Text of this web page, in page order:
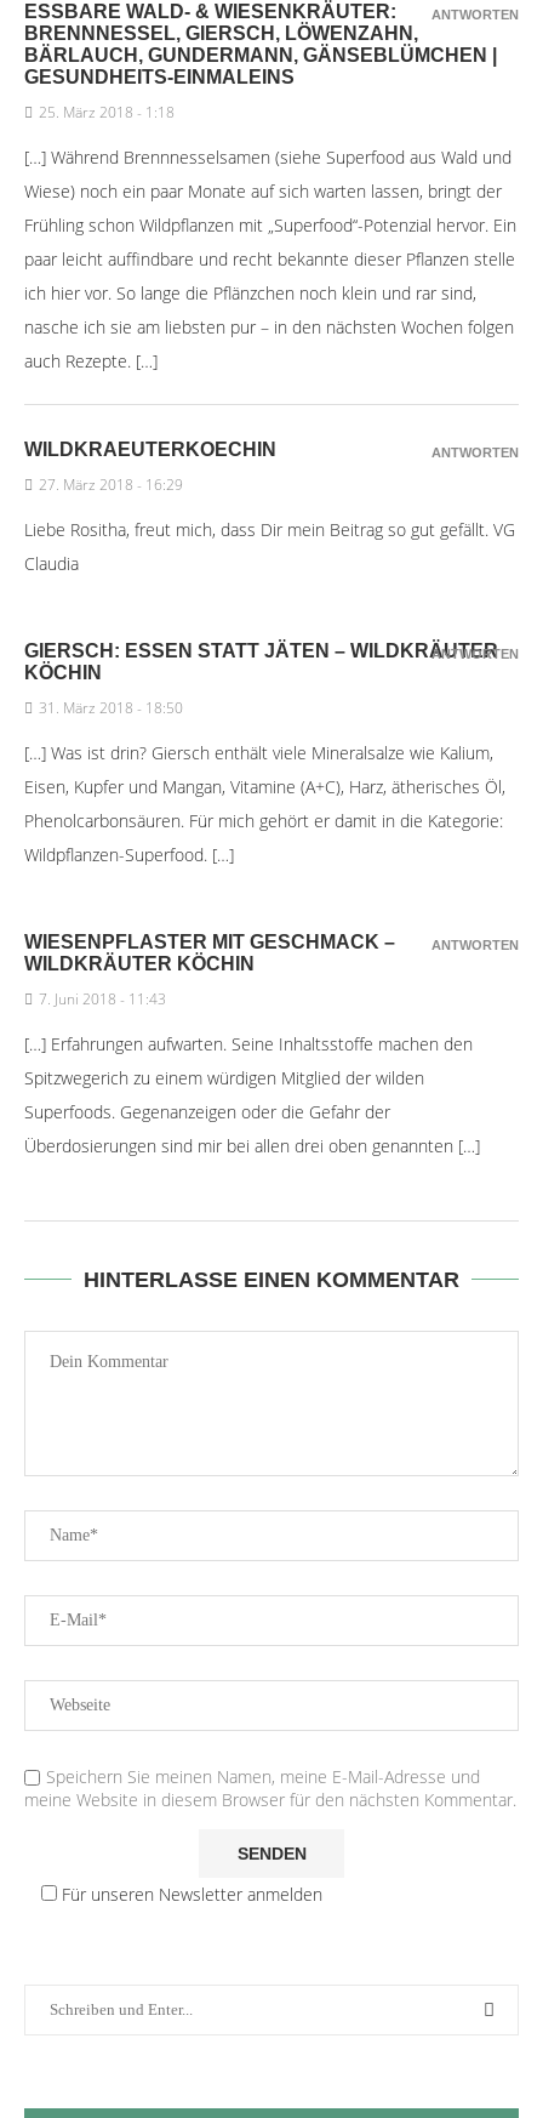
ESSBARE WALD- & WIESENKRÄUTER:
BRENNNESSEL, GIERSCH, LÖWENZAHN,
BÄRLAUCH, GUNDERMANN, GÄNSEBLÜMCHEN |
GESUNDHEITS-EINMALEINS
25. März 2018 - 1:18
[…] Während Brennnesselsamen (siehe Superfood aus Wald und
Wiese) noch ein paar Monate auf sich warten lassen, bringt der
Frühling schon Wildpflanzen mit „Superfood“-Potenzial hervor. Ein
paar leicht auffindbare und recht bekannte dieser Pflanzen stelle
ich hier vor. So lange die Pflänzchen noch klein und rar sind,
nasche ich sie am liebsten pur – in den nächsten Wochen folgen
auch Rezepte. […]
ANTWORTEN
WILDKRAEUTERKOECHIN
27. März 2018 - 16:29
Liebe Rositha, freut mich, dass Dir mein Beitrag so gut gefällt. VG
Claudia
ANTWORTEN
GIERSCH: ESSEN STATT JÄTEN – WILDKRÄUTER
KÖCHIN
31. März 2018 - 18:50
[…] Was ist drin? Giersch enthält viele Mineralsalze wie Kalium,
Eisen, Kupfer und Mangan, Vitamine (A+C), Harz, ätherisches Öl,
Phenolcarbonsäuren. Für mich gehört er damit in die Kategorie:
Wildpflanzen-Superfood. […]
ANTWORTEN
WIESENPFLASTER MIT GESCHMACK –
WILDKRÄUTER KÖCHIN
7. Juni 2018 - 11:43
[…] Erfahrungen aufwarten. Seine Inhaltsstoffe machen den
Spitzwegerich zu einem würdigen Mitglied der wilden
Superfoods. Gegenanzeigen oder die Gefahr der
Überdosierungen sind mir bei allen drei oben genannten […]
ANTWORTEN
HINTERLASSE EINEN KOMMENTAR
Speichern Sie meinen Namen, meine E-Mail-Adresse und
meine Website in diesem Browser für den nächsten Kommentar.
Für unseren Newsletter anmelden